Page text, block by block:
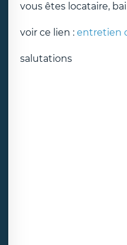
vous êtes locataire,
voir ce lien : entretien
salutations